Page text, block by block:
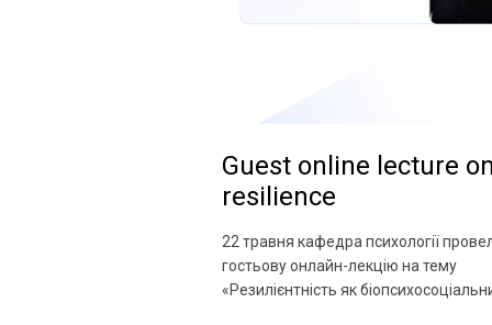
Guest online lecture on
resilience
22 травня кафедра психології
гостьову онлайн-лекцію на тему
«Резилієнтність як